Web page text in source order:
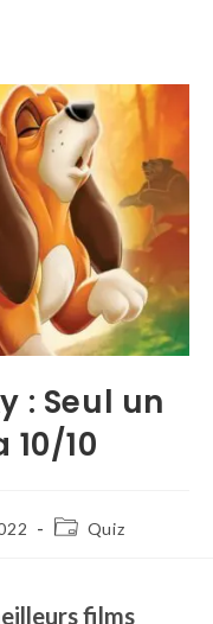
: Seul un
10
Quiz
films